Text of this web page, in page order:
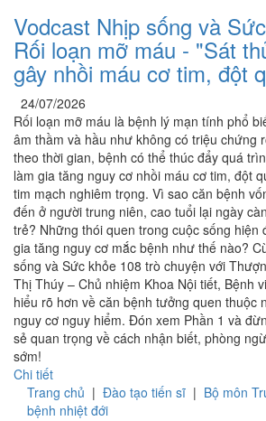
Vodcast Nhịp sống và
Rối loạn mỡ máu - "Sát
gây nhồi máu cơ tim, đột
24/07/2026
Rối loạn mỡ máu là bệnh lý mạn tính phổ
âm thầm và hầu như không có triệu chứng
theo thời gian, bệnh có thể thúc đẩy quá
làm gia tăng nguy cơ nhồi máu cơ tim, đột
tim mạch nghiêm trọng. Vì sao căn bệnh
đến ở người trung niên, cao tuổi lại ngày
trẻ? Những thói quen trong cuộc sống hiện
gia tăng nguy cơ mắc bệnh như thế nào?
sống và Sức khỏe 108 trò chuyện với
Thị Thúy – Chủ nhiệm Khoa Nội tiết, Bệnh
hiểu rõ hơn về căn bệnh tưởng quen thuộc
nguy cơ nguy hiểm. Đón xem Phần 1 và
sẻ quan trọng về cách nhận biết, phòng
sớm!
Chi tiết
Trang chủ | Đào tạo tiến sĩ | Bộ môn
bệnh nhiệt đới